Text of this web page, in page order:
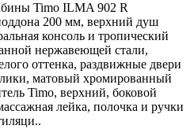
Timo ILMA 902 R
200 мм, верхний душ
консоль и тропический
нержавеющей стали,
оттенка, раздвижные двери
матовый хромированный
Timo, верхний, боковой
лейка, полочка и ручки